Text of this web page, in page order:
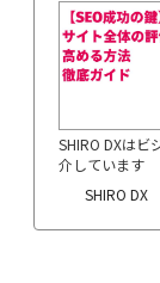
SHIRO DXは
介しています
SHIRO DX